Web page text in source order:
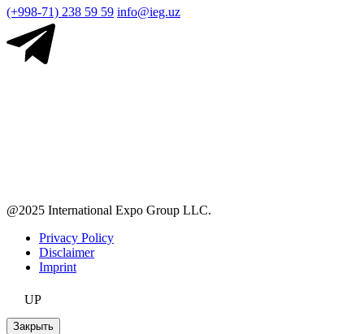
(+998-71) 238 59 59 info@ieg.uz
@2025 International Expo Group LLC.
Privacy Policy
Disclaimer
Imprint
UP
Закрыть